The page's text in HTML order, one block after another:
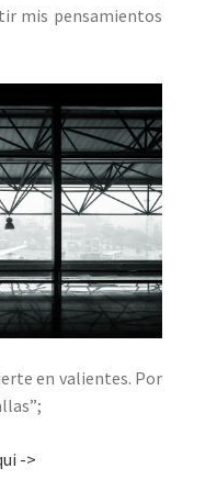
mis pensamientos
en valientes. Por
->